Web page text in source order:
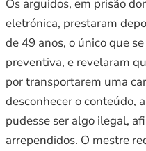
Os arguidos, em prisão
eletrónica, prestaram
de 49 anos, o único que
preventiva, e revelaram
por transportarem uma
desconhecer o conteúdo,
pudesse ser algo ilegal,
arrependidos. O mestre